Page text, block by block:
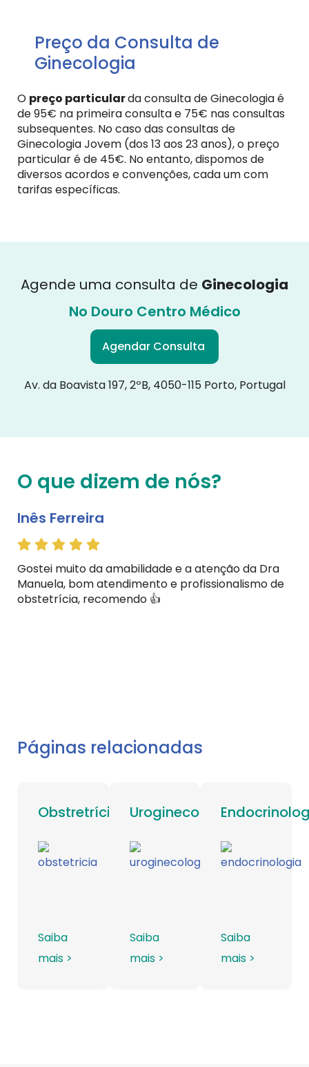
Preço da Consulta de
Ginecologia
O preço particularda consulta de Ginecologia é
de 95€ na primeira consulta e 75€ nas consultas
subsequentes. No caso das consultas de
Ginecologia Jovem (dos 13 aos 23 anos), o preço
particular é de 45€. No entanto, dispomos de
diversos acordos e convenções, cada um com
tarifas específicas.
Agende uma consulta de Ginecologia
No Douro Centro Médico
Agendar Consulta
Av. da Boavista 197, 2ºB, 4050-115 Porto, Portugal
O que dizem de nós?
Inês Ferreira
Gostei muito da amabilidade e a atenção da Dra
Manuela, bom atendimento e profissionalismo de
obstetrícia, recomendo 👍
Páginas relacionadas
Obstretrícia
Saiba
mais >
Uroginecologia
Saiba
mais >
Saiba
mais >